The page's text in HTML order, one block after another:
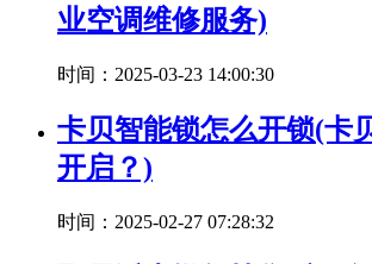
业空调维修服务)
时间：2025-03-23 14:00:30
卡贝智能锁怎么开锁(卡
开启？)
时间：2025-02-27 07:28:32